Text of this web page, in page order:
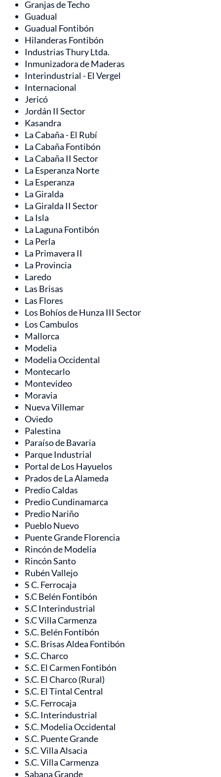
Granjas de Techo
Guadual
Guadual Fontibón
Hilanderas Fontibón
Industrias Thury Ltda.
Inmunizadora de Maderas
Interindustrial - El Vergel
Internacional
Jericó
Jordán II Sector
Kasandra
La Cabaña - El Rubí
La Cabaña Fontibón
La Cabaña II Sector
La Esperanza Norte
La Esperanza
La Giralda
La Giralda II Sector
La Isla
La Laguna Fontibón
La Perla
La Primavera II
La Provincia
Laredo
Las Brisas
Las Flores
Los Bohíos de Hunza III Sector
Los Cambulos
Mallorca
Modelia
Modelia Occidental
Montecarlo
Montevideo
Moravia
Nueva Villemar
Oviedo
Palestina
Paraíso de Bavaria
Parque Industrial
Portal de Los Hayuelos
Prados de La Alameda
Predio Caldas
Predio Cundinamarca
Predio Nariño
Pueblo Nuevo
Puente Grande Florencia
Rincón de Modelia
Rincón Santo
Rubén Vallejo
S C. Ferrocaja
S.C Belén Fontibón
S.C Interindustrial
S.C Villa Carmenza
S.C. Belén Fontibón
S.C. Brisas Aldea Fontibón
S.C. Charco
S.C. El Carmen Fontibón
S.C. El Charco (Rural)
S.C. El Tintal Central
S.C. Ferrocaja
S.C. Interindustrial
S.C. Modelia Occidental
S.C. Puente Grande
S.C. Villa Alsacia
S.C. Villa Carmenza
Sabana Grande